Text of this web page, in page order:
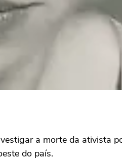
a morte da ativista
do país.